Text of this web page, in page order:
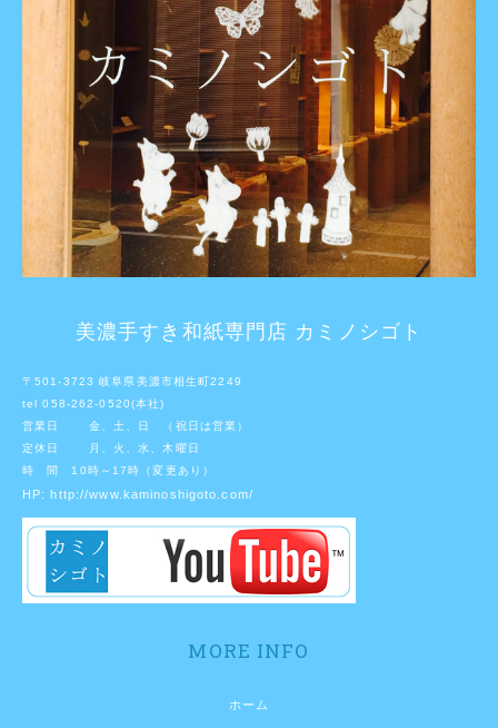
美濃手すき和紙専門店 カミノシゴト
〒501-3723 岐阜県美濃市相生町2249
tel 058-262-0520(本社)
営業日 金、土、日 （祝日は営業）
定休日 月、火、水、木曜日
時 間 10時～17時（変更あり）
HP: http://www.kaminoshigoto.com/
MORE INFO
ホーム